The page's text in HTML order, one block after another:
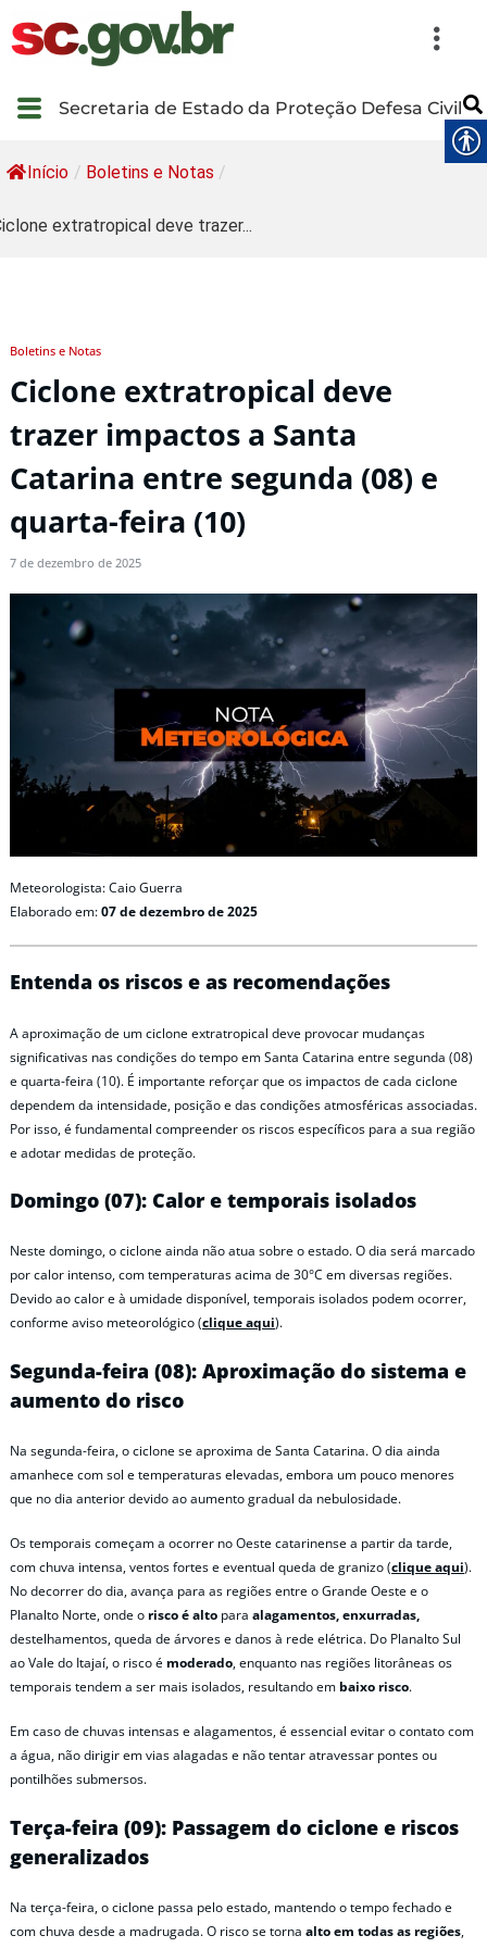
Secretaria de Estado da Proteção Defesa Civil
Início / Boletins e Notas /
extratropical deve trazer...
Boletins e Notas
Ciclone extratropical deve
trazer impactos a Santa
Catarina entre segunda (08) e
quarta-feira (10)
7 de dezembro de 2025
Meteorologista: Caio Guerra
Elaborado em:07 de dezembro de 2025
Entenda os riscos e as recomendações
A aproximação de um ciclone extratropical deve provocar mudanças
significativas nas condições do tempo em Santa Catarina entre segunda (08)
e quarta-feira (10). É importante reforçar que os impactos de cada ciclone
dependem da intensidade, posição e das condições atmosféricas associadas.
Por isso, é fundamental compreender os riscos específicos para a sua região
e adotar medidas de proteção.
Domingo (07): Calor e temporais isolados
Neste domingo, o ciclone ainda não atua sobre o estado. O dia será marcado
por calor intenso, com temperaturas acima de 30°C em diversas regiões.
Devido ao calor e à umidade disponível, temporais isolados podem ocorrer,
conforme aviso meteorológico (clique aqui).
Segunda-feira (08): Aproximação do sistema e
aumento do risco
Na segunda-feira, o ciclone se aproxima de Santa Catarina. O dia ainda
amanhece com sol e temperaturas elevadas, embora um pouco menores
que no dia anterior devido ao aumento gradual da nebulosidade.
Os temporais começam a ocorrer no Oeste catarinense a partir da tarde,
com chuva intensa, ventos fortes e eventual queda de granizo (clique aqui).
No decorrer do dia, avança para as regiões entre o Grande Oeste e o
Planalto Norte, onde o risco é alto para alagamentos, enxurradas,
destelhamentos, queda de árvores e danos à rede elétrica. Do Planalto Sul
ao Vale do Itajaí, o risco é moderado, enquanto nas regiões litorâneas os
temporais tendem a ser mais isolados, resultando em baixo risco.
Em caso de chuvas intensas e alagamentos, é essencial evitar o contato com
a água, não dirigir em vias alagadas e não tentar atravessar pontes ou
pontilhões submersos.
Terça-feira (09): Passagem do ciclone e riscos
generalizados
Na terça-feira, o ciclone passa pelo estado, mantendo o tempo fechado e
com chuva desde a madrugada. O risco se torna alto em todas as regiões,